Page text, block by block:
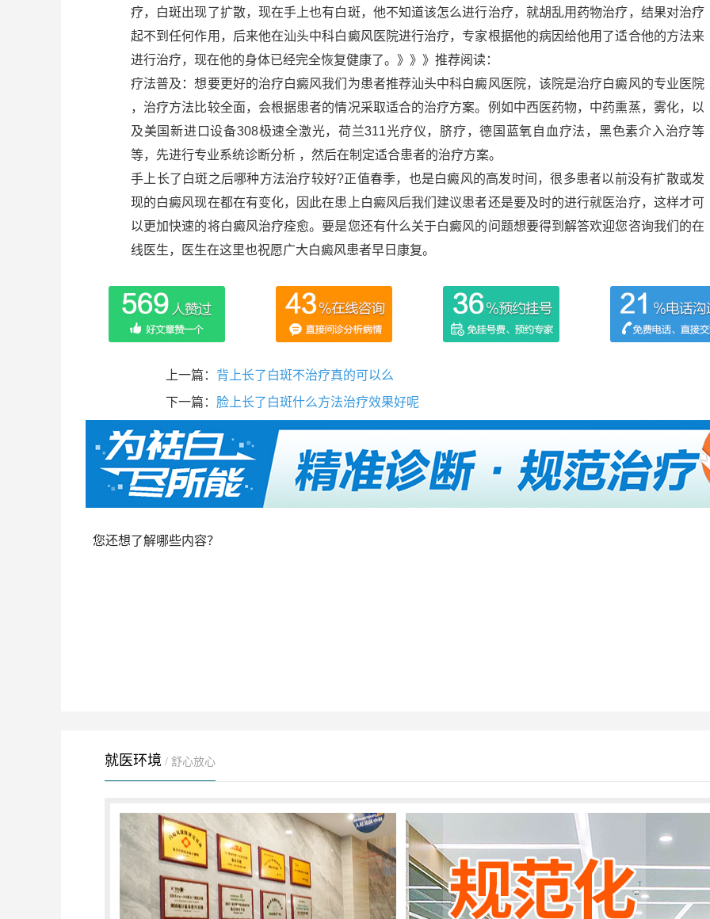
疗，白斑出现了扩散，现在手上也有白斑，他不知道该怎么进行治疗，就胡乱用药物治疗，结果对治疗
起不到任何作用，后来他在汕头中科白癜风医院进行治疗，专家根据他的病因给他用了适合他的方法来
进行治疗，现在他的身体已经完全恢复健康了。》》》推荐阅读：
疗法普及：想要更好的治疗白癜风我们为患者推荐汕头中科白癜风医院，该院是治疗白癜风的专业医院
，治疗方法比较全面，会根据患者的情况采取适合的治疗方案。例如中西医药物，中药熏蒸，雾化，以
及美国新进口设备308极速全激光，荷兰311光疗仪，脐疗，德国蓝氧自血疗法，黑色素介入治疗等
等，先进行专业系统诊断分析 ，然后在制定适合患者的治疗方案。
手上长了白斑之后哪种方法治疗较好?正值春季，也是白癜风的高发时间，很多患者以前没有扩散或发
现的白癜风现在都在有变化，因此在患上白癜风后我们建议患者还是要及时的进行就医治疗，这样才可
以更加快速的将白癜风治疗痊愈。要是您还有什么关于白癜风的问题想要得到解答欢迎您咨询我们的在
线医生，医生在这里也祝愿广大白癜风患者早日康复。
上一篇： 背上长了白斑不治疗真的可以么
下一篇： 脸上长了白斑什么方法治疗效果好呢
您还想了解哪些内容？
就医环境 / 舒心放心